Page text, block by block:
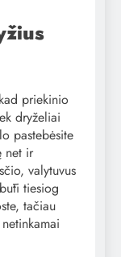
priekinio
dryželiai
pastebėsite
net ir
valytuvus
tiesiog
tačiau